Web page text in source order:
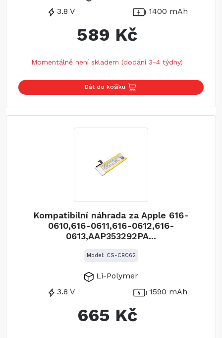
3.8 V 1400 mAh
589 Kč
Momentálně není skladem (dodání 3-4 týdny)
Dát do košíku
Kompatibilní náhrada za Apple 616-
0610,616-0611,616-0612,616-
0613,AAP353292PA...
Model: CS-CB062
Li-Polymer
3.8 V
1590 mAh
665 Kč